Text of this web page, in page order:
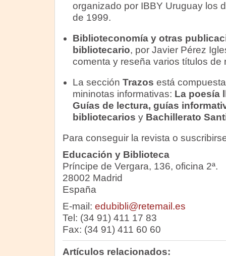
organizado por IBBY Uruguay los
de 1999.
Biblioteconomía y otras
bibliotecario, por Javier Pérez
comenta y reseña varios títulos de
La sección Trazos está
mininotas informativas: La poesía
Guías de lectura, guías
bibliotecarios y Bachillerato
Para conseguir la revista o
Educación y Biblioteca
Príncipe de Vergara, 136, oficina 2ª.
28002 Madrid
España
E-mail: edubibli@retemail.es
Tel: (34 91) 411 17 83
Fax: (34 91) 411 60 60
Artículos relacionados: